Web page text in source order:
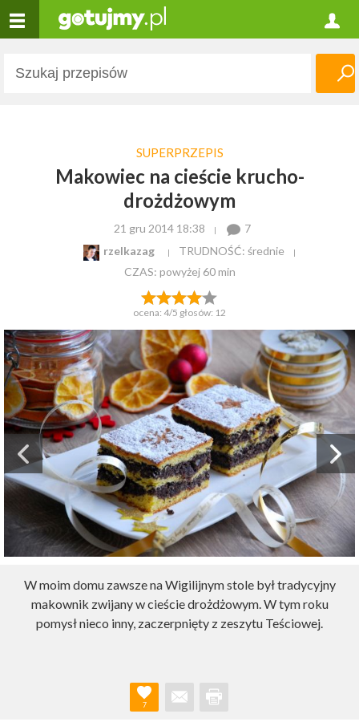
SUPERPRZEPIS
Makowiec na cieście krucho-
drożdżowym
21 gru 2014 18:38
7
rzelkazag
TRUDNOŚĆ: średnie
CZAS: powyżej 60 min
ocena: 4/5 głosów: 12
W moim domu zawsze na Wigilijnym stole był tradycyjny
makownik zwijany w cieście drożdżowym. W tym roku
pomysł nieco inny, zaczerpnięty z zeszytu Teściowej.
7